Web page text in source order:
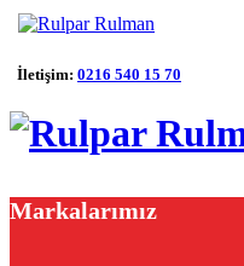
İletişim: 0216 540 15 70
Markalarımız